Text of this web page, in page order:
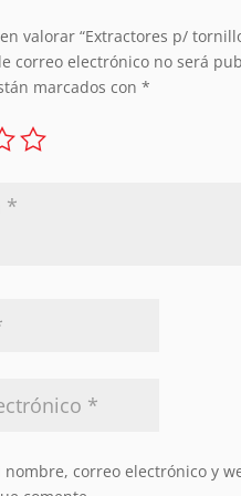
valorar “Extractores p/
correo electrónico no será
marcados con *
nombre, correo electrónico y